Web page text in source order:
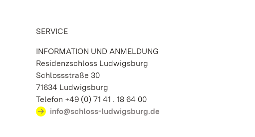
SERVICE
INFORMATION UND ANMELDUNG
Residenzschloss Ludwigsburg
Schlossstraße 30
71634 Ludwigsburg
Telefon +49 (0) 71 41 . 18 64 00
info@schloss-ludwigsburg.de